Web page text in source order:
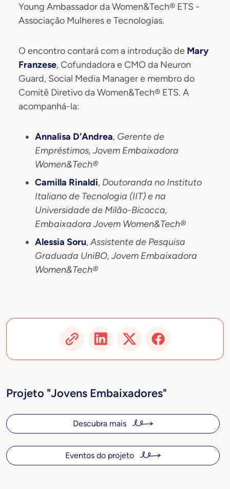
Young Ambassador da Women&Tech® ETS -
Associação Mulheres e Tecnologias.
O encontro contará com a introdução de Mary
Franzese, Cofundadora e CMO da Neuron
Guard, Social Media Manager e membro do
Comitê Diretivo da Women&Tech® ETS. A
acompanhá-la:
Annalisa D'Andrea, Gerente de
Empréstimos, Jovem Embaixadora
Women&Tech®
Camilla Rinaldi, Doutoranda no Instituto
Italiano de Tecnologia (IIT) e na
Universidade de Milão-Bicocca,
Embaixadora Jovem Women&Tech®
Alessia Soru,Assistente de Pesquisa
Graduada UniBO, Jovem Embaixadora
Women&Tech®
Projeto "Jovens Embaixadores"
Descubra mais
Eventos do projeto